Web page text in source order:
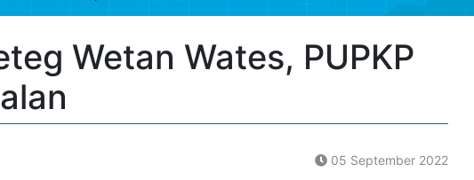
Wetan Wates, PUPKP
05 September 2022